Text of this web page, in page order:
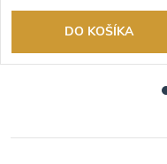
DO KOŠÍKA